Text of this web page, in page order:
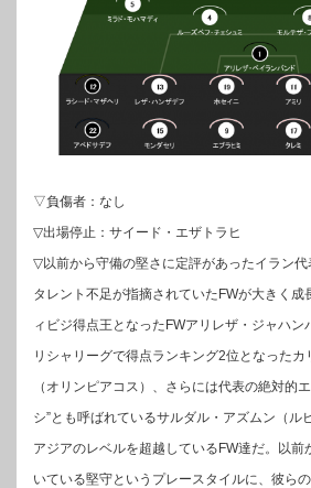
▽負傷者：なし
▽出場停止：サイード・エザトラヒ
▽以前から守備の堅さに定評があったイラン
タレント不足が指摘されていたFWが大きく成
ィビジ得点王となったFWアリレザ・ジャハン
リシャリーグで得点ランキング2位となった
（オリンピアコス）、さらには代表の絶対的
シ”とも呼ばれているサルダル・アズムン（ル
アジアのレベルを超越しているFW達だ。以前
いている堅守というプレースタイルに、彼ら